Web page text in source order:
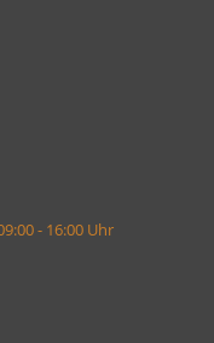
- 16:00 Uhr